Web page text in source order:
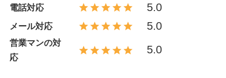
電話対応 5.0
メール対応 5.0
営業マンの対
応
5.0